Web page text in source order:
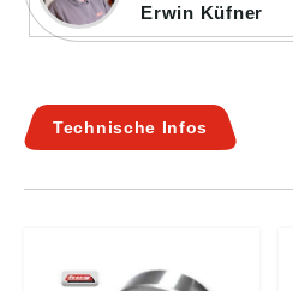
Erwin Küfner
Technische Infos